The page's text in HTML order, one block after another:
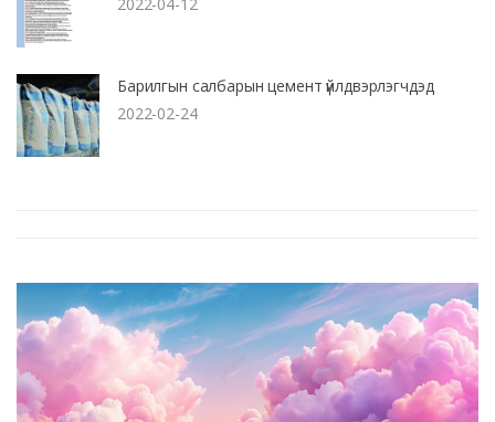
2022-04-12
Барилгын салбарын цемент үйлдвэрлэгчдэд
2022-02-24